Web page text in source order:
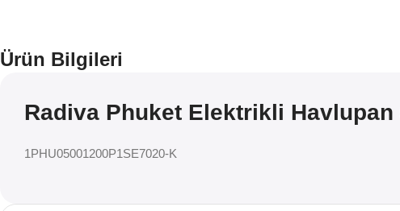
Ürün Bilgileri
Radiva Phuket Elektrikli Havlupan
1PHU05001200P1SE7020-K